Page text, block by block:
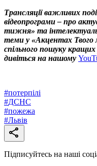
Трансляції важливих
відеопрограми – про
тижня» та
теми у «Акцентах Твого
спільного пошуку
дивіться на нашому
#потерпілі
#ДСНС
#пожежа
#Львів
Підписуйтесь на наші